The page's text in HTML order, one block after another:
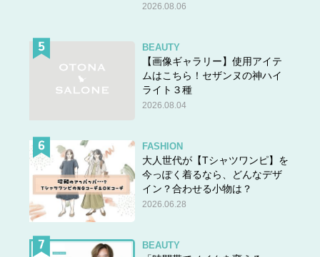
2026.08.06
BEAUTY
【画像ギャラリー】使用アイテ
ムはこちら！セザンヌの神ハイ
ライト３種
2026.08.04
FASHION
大人世代が【Tシャツワンピ】を
今っぽく着るなら、どんなデザ
イン？合わせる小物は？
2026.06.28
BEAUTY